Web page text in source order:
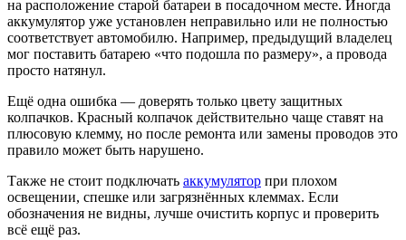
на расположение старой батареи в посадочном месте. Иногда
аккумулятор уже установлен неправильно или не полностью
соответствует автомобилю. Например, предыдущий владелец
мог поставить батарею «что подошла по размеру», а провода
просто натянул.
Ещё одна ошибка — доверять только цвету защитных
колпачков. Красный колпачок действительно чаще ставят на
плюсовую клемму, но после ремонта или замены проводов это
правило может быть нарушено.
Также не стоит подключать аккумулятор при плохом
освещении, спешке или загрязнённых клеммах. Если
обозначения не видны, лучше очистить корпус и проверить
всё ещё раз.